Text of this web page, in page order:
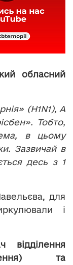
обласний
(H1N1), А
Тобто,
в цьому
Зазвичай в
десь з 1
для
і
відділення
та